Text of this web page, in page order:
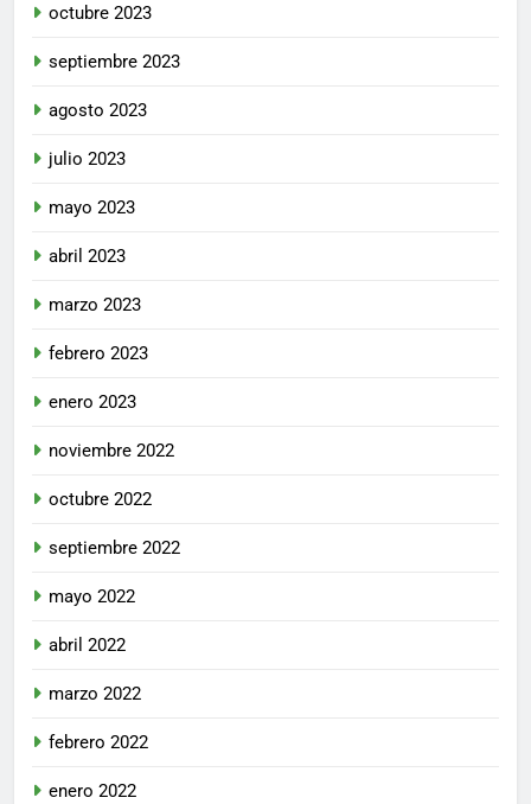
octubre 2023
septiembre 2023
agosto 2023
julio 2023
mayo 2023
abril 2023
marzo 2023
febrero 2023
enero 2023
noviembre 2022
octubre 2022
septiembre 2022
mayo 2022
abril 2022
marzo 2022
febrero 2022
enero 2022